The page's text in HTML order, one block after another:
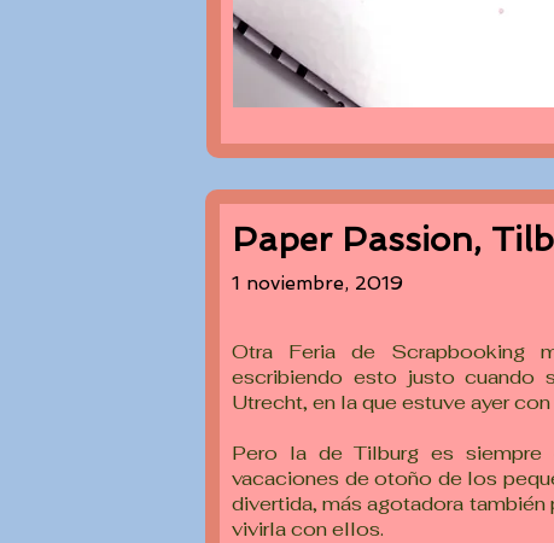
Paper Passion,
1 noviembre, 2019
Otra Feria de Scrapbooking
escribiendo esto justo cuando
Utrecht, en la que estuve ayer con
Pero la de Tilburg es siempre
vacaciones de otoño de los
divertida, más agotadora
vivirla con ellos.